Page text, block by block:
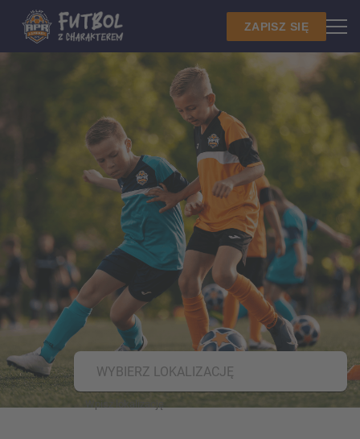
ZAPISZ SIĘ
WYBIERZ LOKALIZACJĘ